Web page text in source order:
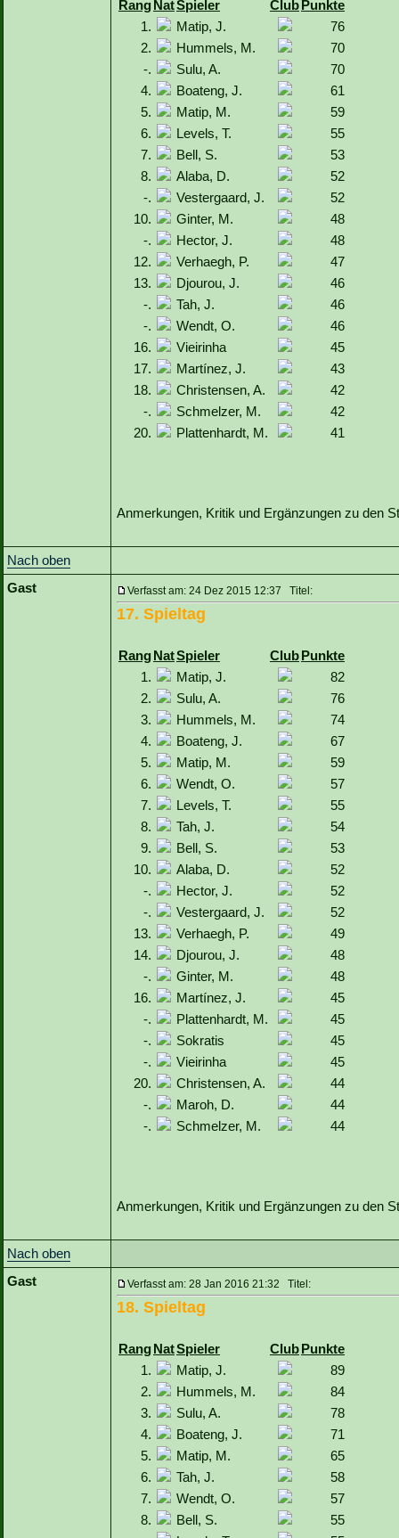
RangNatSpieler ClubPunkte
1.
Matip, J.
76
2.
Hummels, M.
70
-.
Sulu, A.
70
4.
Boateng, J.
61
5.
Matip, M.
59
6.
Levels, T.
55
7.
Bell, S.
53
8.
Alaba, D.
52
-.
Vestergaard, J.
52
10.
Ginter, M.
48
-.
Hector, J.
48
12.
Verhaegh, P.
47
13.
Djourou, J.
46
-.
Tah, J.
46
-.
Wendt, O.
46
16.
Vieirinha
45
17.
Martínez, J.
43
18.
Christensen, A.
42
-.
Schmelzer, M.
42
20.
Plattenhardt, M. 41
Anmerkungen, Kritik und Ergänzungen zu den
Nach oben
Gast
Verfasst am: 24 Dez 2015 12:37 Titel:
17. Spieltag
RangNatSpieler ClubPunkte
1.
Matip, J.
82
2.
Sulu, A.
76
3.
Hummels, M.
74
4.
Boateng, J.
67
5.
Matip, M.
59
6.
Wendt, O.
57
7.
Levels, T.
55
8.
Tah, J.
54
9.
Bell, S.
53
10.
Alaba, D.
52
-.
Hector, J.
52
-.
Vestergaard, J.
52
13.
Verhaegh, P.
49
14.
Djourou, J.
48
-.
Ginter, M.
48
16.
Martínez, J.
45
-.
Plattenhardt, M.
45
-.
Sokratis
45
-.
Vieirinha
45
20.
Christensen, A.
44
-.
Maroh, D.
44
-.
Schmelzer, M. 44
Anmerkungen, Kritik und Ergänzungen zu den
Nach oben
Gast
Verfasst am: 28 Jan 2016 21:32 Titel:
18. Spieltag
RangNatSpieler ClubPunkte
1.
Matip, J.
89
2.
Hummels, M.
84
3.
Sulu, A.
78
4.
Boateng, J.
71
5.
Matip, M.
65
6.
Tah, J.
58
7.
Wendt, O.
57
8.
Bell, S.
55